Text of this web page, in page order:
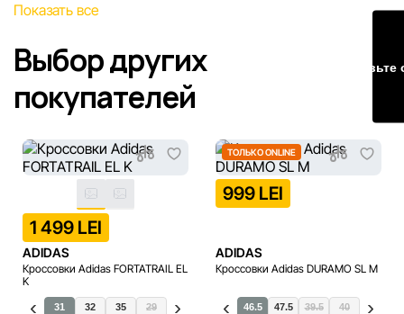
информацию на сайте, чтобы своевременно выявлять и
сроки.
Показать все
Выбор других
покупателей
1 499 LEI
ADIDAS
Кроссовки Adidas FORTATRAIL EL
K
28 31 32 35 29 30 34
ТОЛЬКО ONLINE
999 LEI
ADIDAS
Кроссовки Adidas DURAMO SL M
31.5 46.5 47.5 39.5 40 40.5
Оставьте